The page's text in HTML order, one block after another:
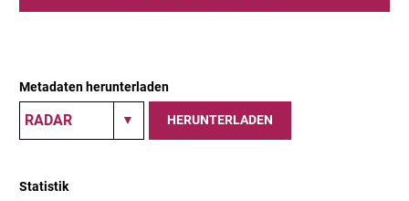
Metadaten herunterladen
HERUNTERLADEN
Statistik